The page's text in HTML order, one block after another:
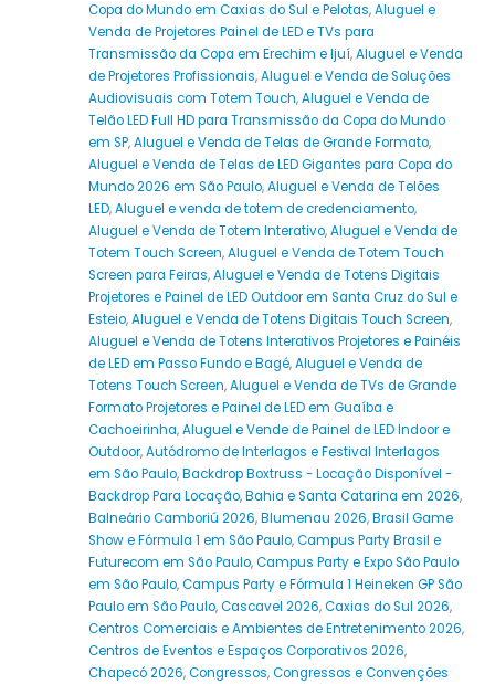
Copa do Mundo em Caxias do Sul e Pelotas,Aluguel e
Venda de Projetores Painel de LED e TVs para
Transmissão da Copa em Erechim e Ijuí,Aluguel e Venda
de Projetores Profissionais,Aluguel e Venda de Soluções
Audiovisuais com Totem Touch,Aluguel e Venda de
Telão LED Full HD para Transmissão da Copa do Mundo
em SP,Aluguel e Venda de Telas de Grande Formato,
Aluguel e Venda de Telas de LED Gigantes para Copa do
Mundo 2026 em São Paulo,Aluguel e Venda de Telões
LED,Aluguel e venda de totem de credenciamento,
Aluguel e Venda de Totem Interativo,Aluguel e Venda de
Totem Touch Screen,Aluguel e Venda de Totem Touch
Screen para Feiras,Aluguel e Venda de Totens Digitais
Projetores e Painel de LED Outdoor em Santa Cruz do Sul e
Esteio,Aluguel e Venda de Totens Digitais Touch Screen,
Aluguel e Venda de Totens Interativos Projetores e Painéis
de LED em Passo Fundo e Bagé,Aluguel e Venda de
Totens Touch Screen,Aluguel e Venda de TVs de Grande
Formato Projetores e Painel de LED em Guaíba e
Cachoeirinha,Aluguel e Vende de Painel de LED Indoor e
Outdoor,Autódromo de Interlagos e Festival Interlagos
em São Paulo,Backdrop Boxtruss - Locação Disponível -
Backdrop Para Locação,Bahia e Santa Catarina em 2026,
Balneário Camboriú 2026,Blumenau 2026,Brasil Game
Show e Fórmula 1 em São Paulo,Campus Party Brasil e
Futurecom em São Paulo,Campus Party e Expo São Paulo
em São Paulo,Campus Party e Fórmula 1 Heineken GP São
Paulo em São Paulo,Cascavel 2026,Caxias do Sul 2026,
Centros Comerciais e Ambientes de Entretenimento 2026,
Centros de Eventos e Espaços Corporativos 2026,
Chapecó 2026,Congressos,Congressos e Convenções